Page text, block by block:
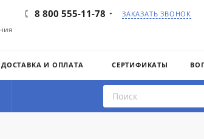
8 800 555-11-78 ЗАКАЗАТЬ ЗВОНОК
ДОСТАВКА И ОПЛАТА СЕРТИФИКАТЫ